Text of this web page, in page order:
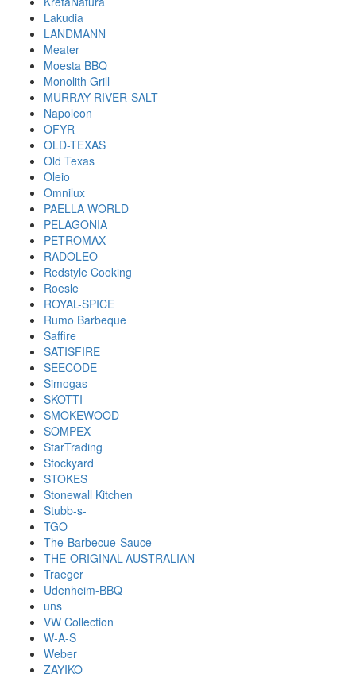
Lakudia
LANDMANN
Meater
Moesta BBQ
Monolith Grill
MURRAY-RIVER-SALT
Napoleon
OFYR
OLD-TEXAS
Old Texas
Oleio
Omnilux
PAELLA WORLD
PELAGONIA
PETROMAX
RADOLEO
Redstyle Cooking
Roesle
ROYAL-SPICE
Rumo Barbeque
Saffire
SATISFIRE
SEECODE
Simogas
SKOTTI
SMOKEWOOD
SOMPEX
StarTrading
Stockyard
STOKES
Stonewall Kitchen
Stubb-s-
TGO
The-Barbecue-Sauce
THE-ORIGINAL-AUSTRALIAN
Traeger
Udenheim-BBQ
uns
VW Collection
W-A-S
Weber
ZAYIKO